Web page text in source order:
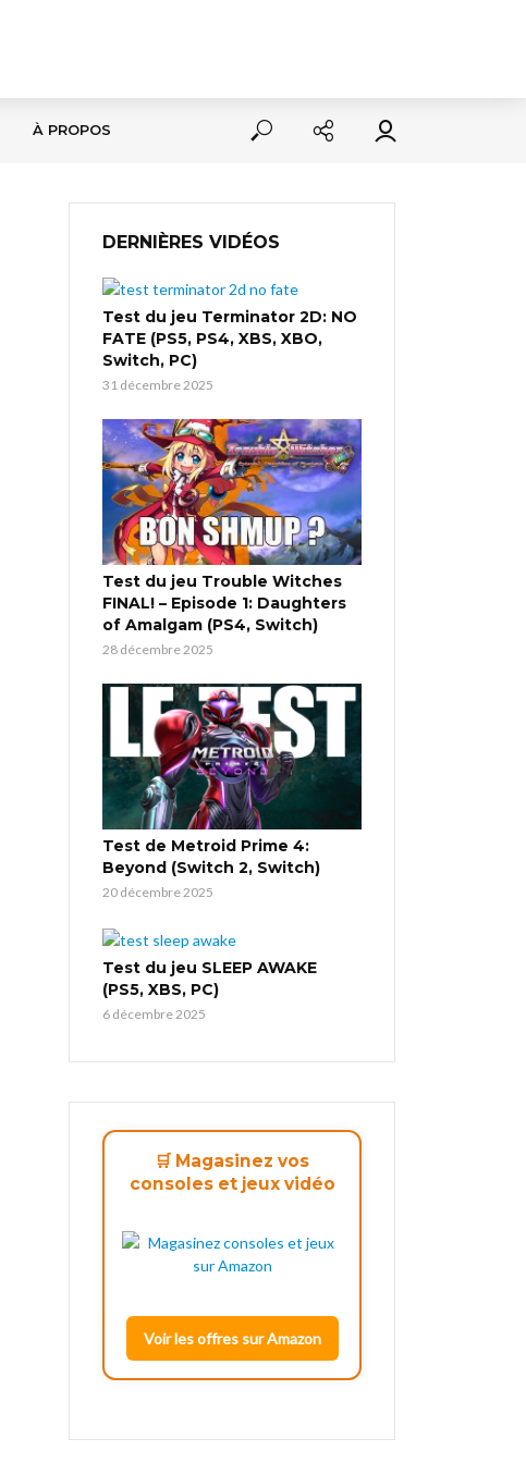
À PROPOS
DERNIÈRES VIDÉOS
Test du jeu Terminator 2D: NO
FATE (PS5, PS4, XBS, XBO,
Switch, PC)
31 décembre 2025
Test du jeu Trouble Witches
FINAL! – Episode 1: Daughters
of Amalgam (PS4, Switch)
28 décembre 2025
Test de Metroid Prime 4:
Beyond (Switch 2, Switch)
20 décembre 2025
Test du jeu SLEEP AWAKE
(PS5, XBS, PC)
6 décembre 2025
🛒 Magasinez vos
consoles et jeux vidéo
Voir les offres sur Amazon